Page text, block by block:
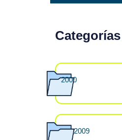
Categorías
2000
2009